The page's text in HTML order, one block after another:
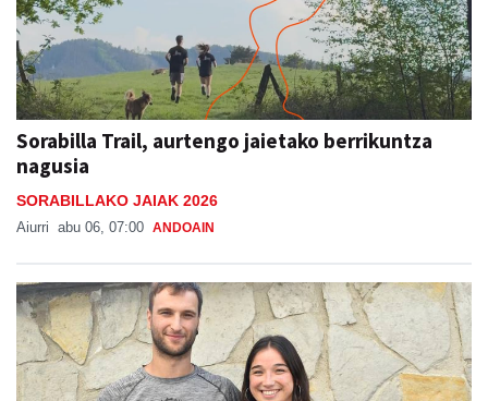
Sorabilla Trail, aurtengo jaietako berrikuntza
nagusia
SORABILLAKO JAIAK 2026
Aiurri abu 06, 07:00 ANDOAIN